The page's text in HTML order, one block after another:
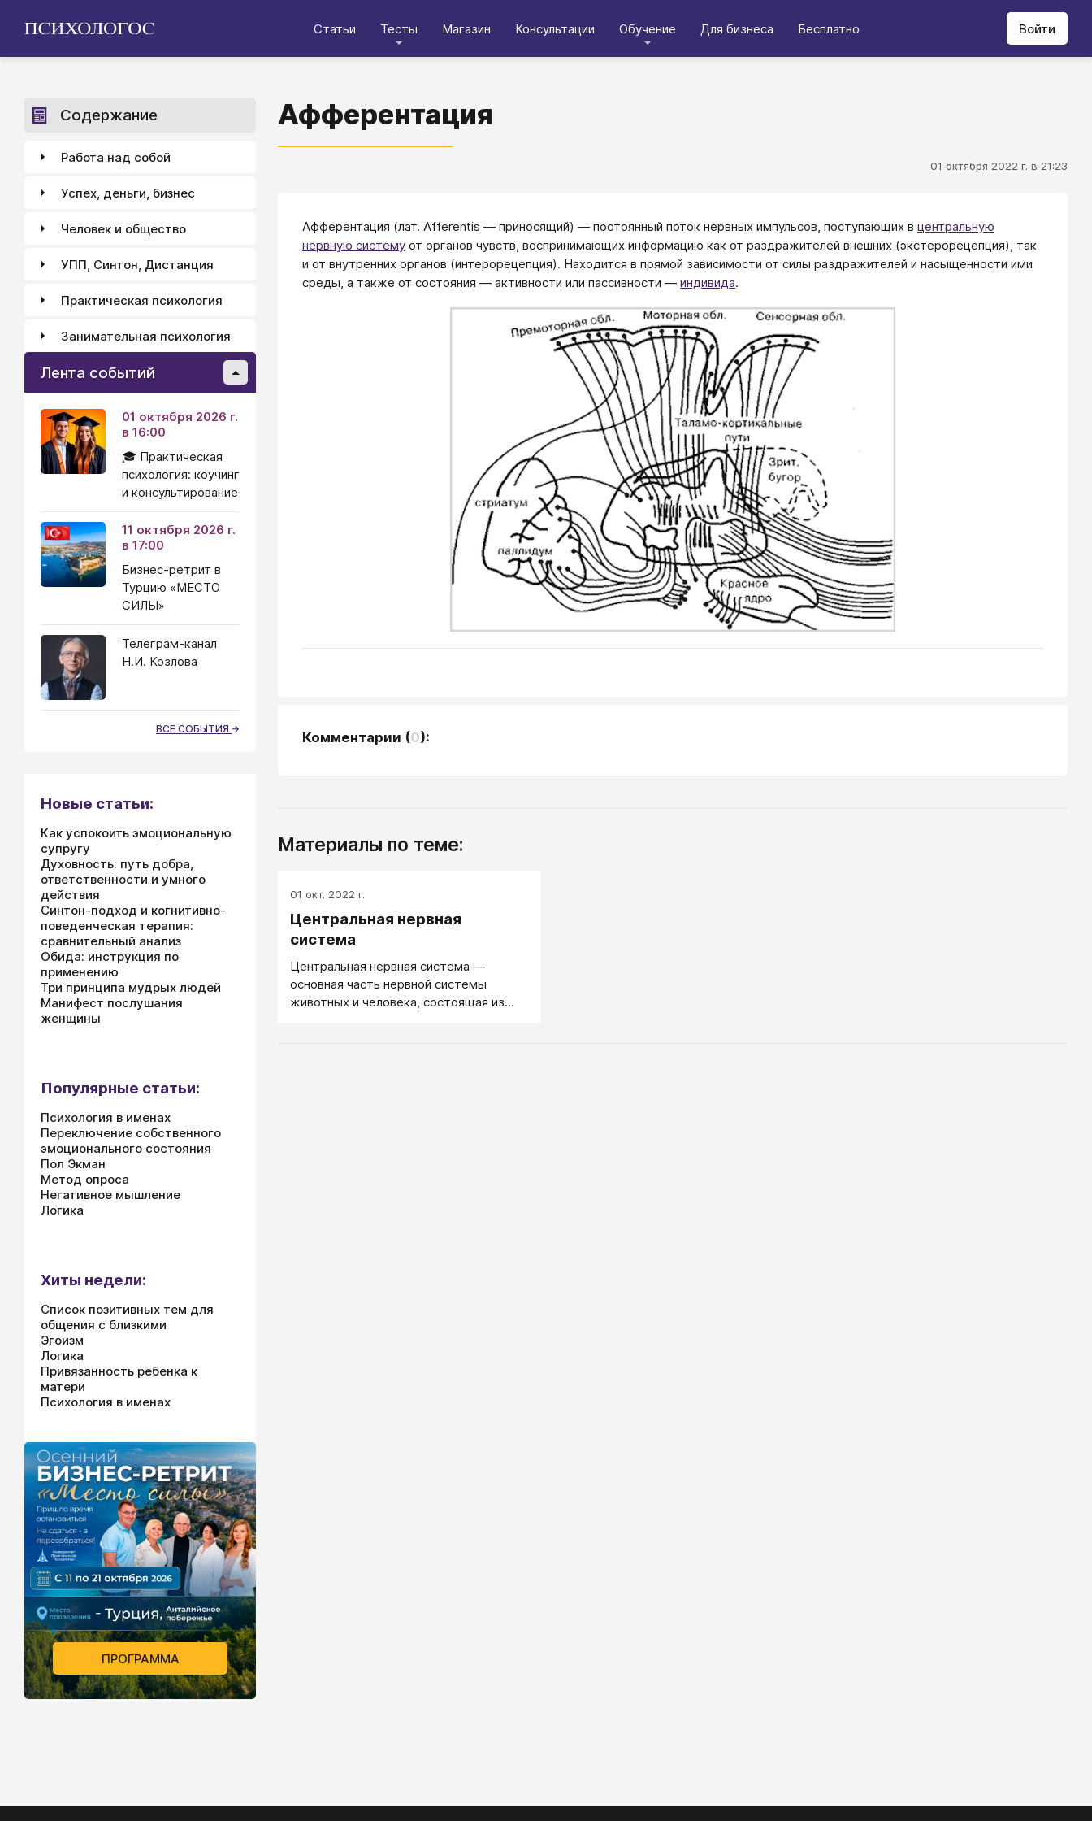
Статьи Тесты Магазин Консультации Обучение Для бизнеса Бесплатно Войти
Афферентация
01 октября 2022 г. в 21:23
Афферентация (лат. Afferentis — приносящий) — постоянный поток нервных импульсов, поступающих в центральную
нервную систему от органов чувств, воспринимающих информацию как от раздражителей внешних (экстерорецепция), так
и от внутренних органов (интерорецепция). Находится в прямой зависимости от силы раздражителей и насыщенности ими
среды, а также от состояния — активности или пассивности — индивида.
Комментарии (0):
Материалы по теме:
01 окт. 2022 г.
Центральная нервная
система
Центральная нервная система ―
основная часть нервной системы
животных и человека, состоящая из
Содержание
Работа над собой
Успех, деньги, бизнес
Человек и общество
УПП, Синтон, Дистанция
Практическая психология
Занимательная психология
Лента событий
01 октября 2026 г.
в 16:00
🎓 Практическая
психология: коучинг
и консультирование
11 октября 2026 г.
в 17:00
Бизнес-ретрит в
Турцию «МЕСТО
СИЛЫ»
Телеграм-канал
Н.И. Козлова
ВСЕ СОБЫТИЯ
Новые статьи:
Как успокоить эмоциональную
супругу
Духовность: путь добра,
ответственности и умного
действия
Синтон-подход и когнитивно-
поведенческая терапия:
сравнительный анализ
Обида: инструкция по
применению
Три принципа мудрых людей
Манифест послушания
женщины
Популярные статьи:
Психология в именах
Переключение собственного
эмоционального состояния
Пол Экман
Метод опроса
Негативное мышление
Логика
Хиты недели:
Список позитивных тем для
общения с близкими
Эгоизм
Логика
Привязанность ребенка к
матери
Психология в именах
ПРОГРАММА